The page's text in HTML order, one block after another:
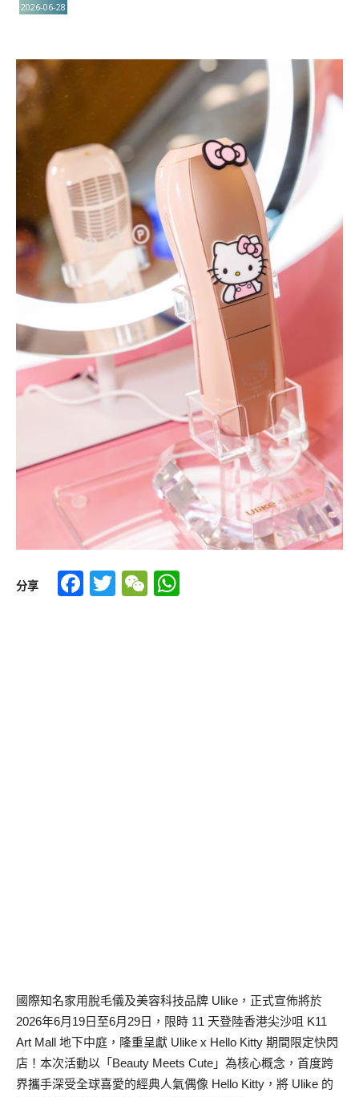
2026-06-28
分享 Facebook
TwitterWeChat
國際知名家用脫毛儀及美容科技品牌 Ulike，正式宣佈將於
2026年6月19日至6月29日，限時 11 天登陸香港尖沙咀 K11
Art Mall 地下中庭，隆重呈獻 Ulike x Hello Kitty 期間限定快閃
店！本次活動以「Beauty Meets Cute」為核心概念，首度跨
界攜手深受全球喜愛的經典人氣偶像 Hello Kitty，將 Ulike 的